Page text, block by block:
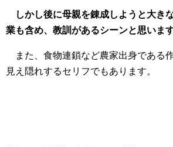
しかし後に母親を錬成しようと大き
業も含め、教訓があるシーンと思います
また、食物連鎖など農家出身である
見え隠れするセリフでもあります。